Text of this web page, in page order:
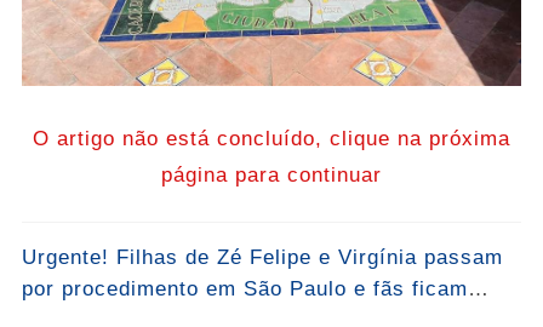
O artigo não está concluído, clique na próxima
página para continuar
Urgente! Filhas de Zé Felipe e Virgínia passam
por procedimento em São Paulo e fãs ficam